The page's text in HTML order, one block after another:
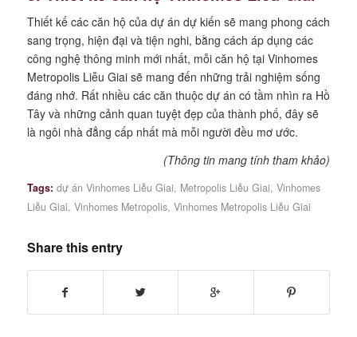
Thiết kế các căn hộ của dự án dự kiến sẽ mang phong cách
sang trọng, hiện đại và tiện nghi, bằng cách áp dụng các
công nghệ thông minh mới nhất, mỗi căn hộ tại Vinhomes
Metropolis Liễu Giai sẽ mang đến những trải nghiệm sống
đáng nhớ. Rất nhiều các căn thuộc dự án có tầm nhìn ra Hồ
Tây và những cảnh quan tuyệt đẹp của thành phố, đây sẽ
là ngôi nhà đẳng cấp nhất mà mỗi người đều mơ ước.
(Thông tin mang tính tham khảo)
Tags: dự án Vinhomes Liễu Giai, Metropolis Liễu Giai, Vinhomes
Liễu Giai, Vinhomes Metropolis, Vinhomes Metropolis Liễu Giai
Share this entry